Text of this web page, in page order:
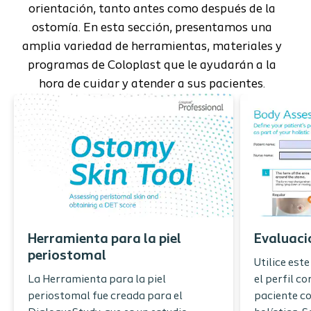
orientación, tanto antes como después de la
ostomía. En esta sección, presentamos una
amplia variedad de herramientas, materiales y
programas de Coloplast que le ayudarán a la
hora de cuidar y atender a sus pacientes.
Herramienta para la piel
periostomal
La Herramienta para la piel
periostomal fue creada para el
Utilice
el perfil
paciente